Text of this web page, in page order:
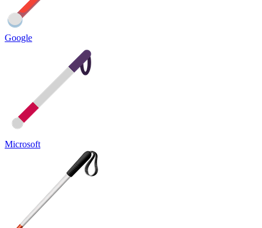
Google
Microsoft